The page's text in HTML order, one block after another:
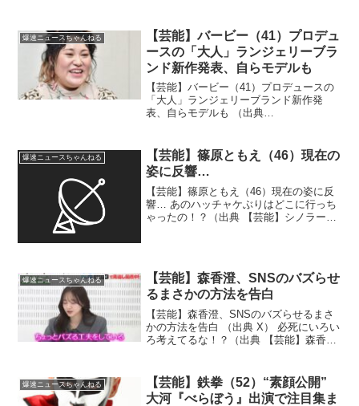
開…全盛期の驚愕ギャラも明かした ）1
...
爆速ニュースちゃんねる
【芸能】バービー（41）プロデュ
ースの「大人」ランジェリーブラ
ンド新作発表、自らモデルも
【芸能】バービー（41）プロデュースの
「大人」ランジェリーブランド新作発
表、自らモデルも （出典
すか！？（出典 バービープロデュース
の...
爆速ニュースちゃんねる
【芸能】篠原ともえ（46）現在の
姿に反響…
【芸能】篠原ともえ（46）現在の姿に反
響… あのハッチャケぶりはどこに行っち
ゃったの！？（出典 【芸能】シノラーが
爆速ニュースちゃんねる
【芸能】森香澄、SNSのバズらせ
るまさかの方法を告白
【芸能】森香澄、SNSのバズらせるまさ
かの方法を告白 （出典 X） 必死にいろい
ろ考えてるな！？（出典 【芸能】森香
っ!?」共演者も驚愕 ）1 冬月記者 ★ ：
2026...
爆速ニュースちゃんねる
【芸能】鉄拳（52）“素顔公開”
大河『べらぼう』出演で注目集ま